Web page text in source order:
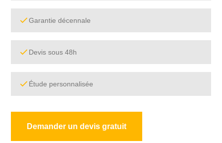
Garantie décennale
Devis sous 48h
Étude personnalisée
Demander un devis gratuit